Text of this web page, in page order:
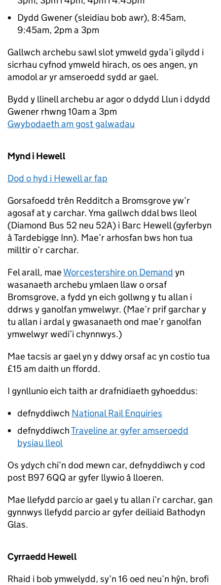
Dydd Gwener (sleidiau bob awr), 8:45am,
9:45am, 2pm a 3pm
Gallwch archebu sawl slot ymweld gyda’i gilydd i
sicrhau cyfnod ymweld hirach, os oes angen, yn
amodol ar yr amseroedd sydd ar gael.
Bydd y llinell archebu ar agor o ddydd Llun i ddydd
Gwener rhwng 10am a 3pm
Gwybodaeth am gost galwadau
Mynd i Hewell
Dod o hyd i Hewell ar fap
Gorsafoedd trên Redditch a Bromsgrove yw’r
agosaf at y carchar. Yma gallwch ddal bws lleol
(Diamond Bus 52 neu 52A) i Barc Hewell (gyferbyn
â Tardebigge Inn). Mae’r arhosfan bws hon tua
milltir o’r carchar.
Fel arall, maeWorcestershire on Demand yn
wasanaeth archebu ymlaen llaw o orsaf
Bromsgrove, a fydd yn eich gollwng y tu allan i
ddrws y ganolfan ymwelwyr. (Mae’r prif garchar y
tu allan i ardal y gwasanaeth ond mae’r ganolfan
ymwelwyr wedi’i chynnwys.)
Mae tacsis ar gael yn y ddwy orsaf ac yn costio tua
£15 am daith un ffordd.
I gynllunio eich taith ar drafnidiaeth gyhoeddus:
defnyddiwch National Rail Enquiries
defnyddiwchTraveline ar gyfer amseroedd
bysiau lleol
Os ydych chi’n dod mewn car, defnyddiwch y cod
post B97 6QQ ar gyfer llywio â lloeren.
Mae llefydd parcio ar gael y tu allan i’r carchar, gan
gynnwys llefydd parcio ar gyfer deiliaid Bathodyn
Glas.
Cyrraedd Hewell
Rhaid i bob ymwelydd, sy’n 16 oed neu’n hŷn, brofi